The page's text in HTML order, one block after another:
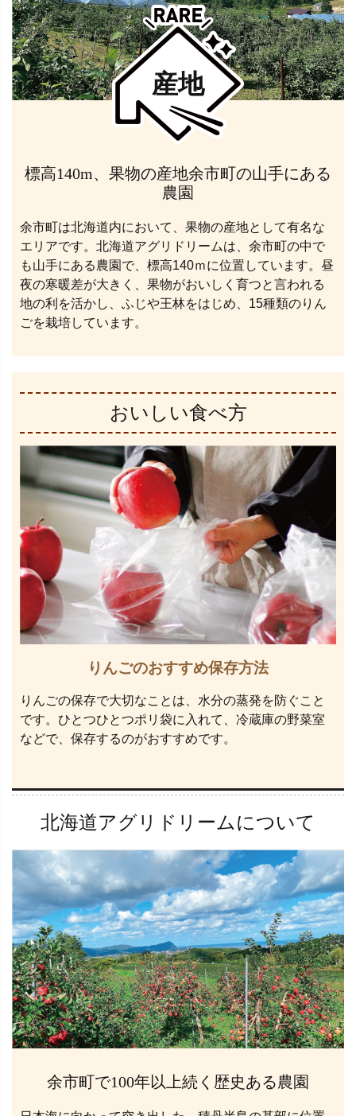
産地
標高140m、果物の産地余市町の山手にある
農園
余市町は北海道内において、果物の産地として有名な
エリアです。北海道アグリドリームは、余市町の中で
も山手にある農園で、標高140ｍに位置しています。昼
夜の寒暖差が大きく、果物がおいしく育つと言われる
地の利を活かし、ふじや王林をはじめ、15種類のりん
ごを栽培しています。
おいしい食べ方
りんごのおすすめ保存方法
りんごの保存で大切なことは、水分の蒸発を防ぐこと
です。ひとつひとつポリ袋に入れて、冷蔵庫の野菜室
などで、保存するのがおすすめです。
北海道アグリドリームについて
余市町で100年以上続く歴史ある農園